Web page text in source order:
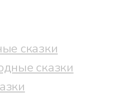
сказки
сказки